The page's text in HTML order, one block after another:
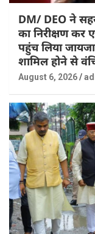
DM/ DEO ने
का निरीक्षण कर
पहुंच लिया
शामिल होने से
August 6, 2026